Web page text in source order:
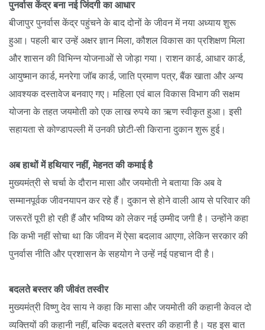
पुनर्वास केंद्र बना नई जिंदगी का आधार
बीजापुर पुनर्वास केंद्र पहुंचने के बाद दोनों के जीवन में नया अध्याय शुरू
हुआ। पहली बार उन्हें अक्षर ज्ञान मिला, कौशल विकास का प्रशिक्षण मिला
और शासन की विभिन्न योजनाओं से जोड़ा गया। राशन कार्ड, आधार कार्ड,
आयुष्मान कार्ड, मनरेगा जॉब कार्ड, जाति प्रमाण पत्र, बैंक खाता और अन्य
आवश्यक दस्तावेज बनवाए गए। महिला एवं बाल विकास विभाग की सक्षम
योजना के तहत जयमोती को एक लाख रुपये का ऋण स्वीकृत हुआ। इसी
सहायता से कोण्डापल्ली में उनकी छोटी-सी किराना दुकान शुरू हुई।
अब हाथों में हथियार नहीं, मेहनत की कमाई है
मुख्यमंत्री से चर्चा के दौरान मासा और जयमोती ने बताया कि अब वे
सम्मानपूर्वक जीवनयापन कर रहे हैं। दुकान से होने वाली आय से परिवार की
जरूरतें पूरी हो रही हैं और भविष्य को लेकर नई उम्मीद जगी है। उन्होंने कहा
कि कभी नहीं सोचा था कि जीवन में ऐसा बदलाव आएगा, लेकिन सरकार की
पुनर्वास नीति और प्रशासन के सहयोग ने उन्हें नई पहचान दी है।
बदलते बस्तर की जीवंत तस्वीर
मुख्यमंत्री विष्णु देव साय ने कहा कि मासा और जयमोती की कहानी केवल दो
व्यक्तियों की कहानी नहीं, बल्कि बदलते बस्तर की कहानी है। यह इस बात